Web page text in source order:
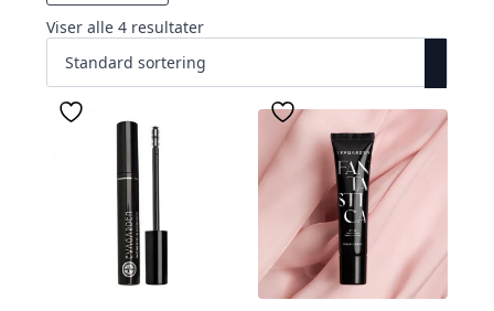
Viser alle 4 resultater